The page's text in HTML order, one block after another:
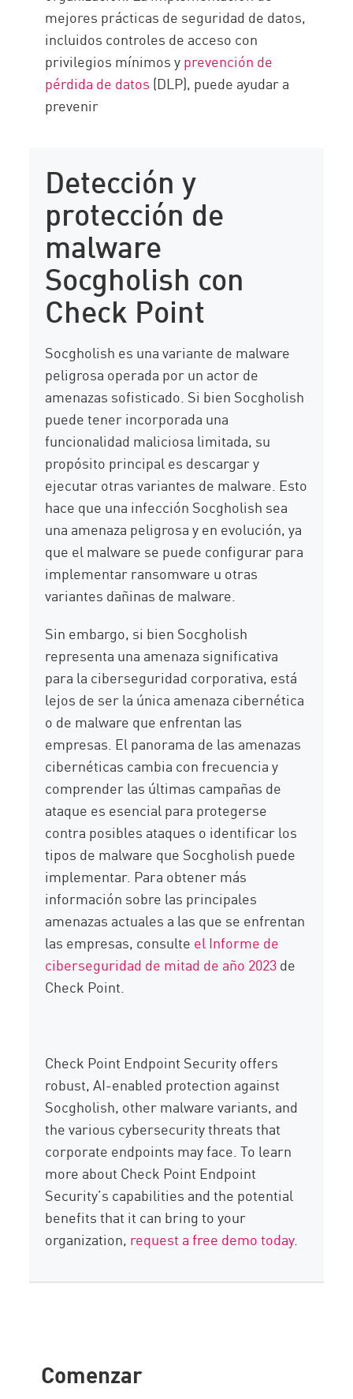
mejores prácticas de seguridad de datos,
incluidos controles de acceso con
privilegios mínimos yprevención de
pérdida de datos (DLP), puede ayudar a
prevenir
Detección y
protección de
malware
Socgholish con
Check Point
Socgholish es una variante de malware
peligrosa operada por un actor de
amenazas sofisticado. Si bien Socgholish
puede tener incorporada una
funcionalidad maliciosa limitada, su
propósito principal es descargar y
ejecutar otras variantes de malware. Esto
hace que una infección Socgholish sea
una amenaza peligrosa y en evolución, ya
que el malware se puede configurar para
implementar ransomware u otras
variantes dañinas de malware.
Sin embargo, si bien Socgholish
representa una amenaza significativa
para la ciberseguridad corporativa, está
lejos de ser la única amenaza cibernética
o de malware que enfrentan las
empresas. El panorama de las amenazas
cibernéticas cambia con frecuencia y
comprender las últimas campañas de
ataque es esencial para protegerse
contra posibles ataques o identificar los
tipos de malware que Socgholish puede
implementar. Para obtener más
información sobre las principales
amenazas actuales a las que se enfrentan
las empresas, consulte el Informe de
ciberseguridad de mitad de año 2023de
Check Point.
Check Point Endpoint Security offers
robust, AI-enabled protection against
Socgholish, other malware variants, and
the various cybersecurity threats that
corporate endpoints may face. To learn
more about Check Point Endpoint
Security’s capabilities and the potential
benefits that it can bring to your
organization, request a free demo today.
Comenzar